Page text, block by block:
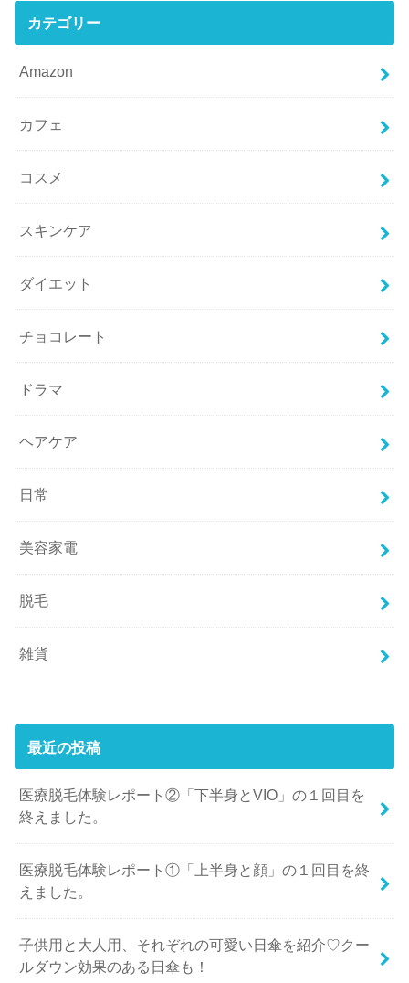
カテゴリー
Amazon
カフェ
コスメ
スキンケア
ダイエット
チョコレート
ドラマ
ヘアケア
日常
美容家電
脱毛
雑貨
最近の投稿
医療脱毛体験レポート②「下半身とVIO」の１回目を
終えました。
医療脱毛体験レポート①「上半身と顔」の１回目を終
えました。
子供用と大人用、それぞれの可愛い日傘を紹介♡クー
ルダウン効果のある日傘も！